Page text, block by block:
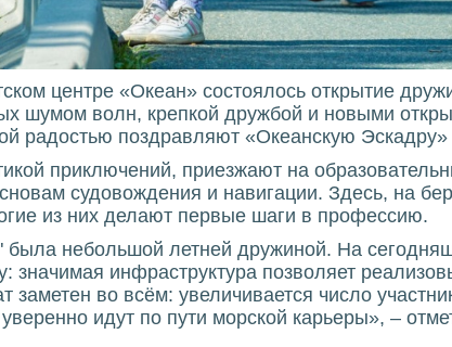
центре «Океан» состоялось открытие
шумом волн, крепкой дружбой и новыми
радостью поздравляют «Океанскую
приключений, приезжают на
судовождения и навигации. Здесь, на
из них делают первые шаги в профессию.
была небольшой летней дружиной. На
значимая инфраструктура позволяет
заметен во всём: увеличивается число
идут по пути морской карьеры», –